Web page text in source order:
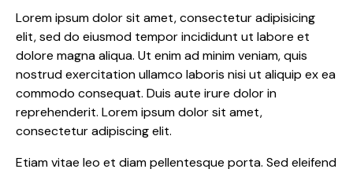
Lorem ipsum dolor sit amet, consectetur adipisicing
elit, sed do eiusmod tempor incididunt ut labore et
dolore magna aliqua. Ut enim ad minim veniam, quis
nostrud exercitation ullamco laboris nisi ut aliquip ex ea
commodo consequat. Duis aute irure dolor in
reprehenderit. Lorem ipsum dolor sit amet,
consectetur adipiscing elit.
Etiam vitae leo et diam pellentesque porta. Sed eleifend